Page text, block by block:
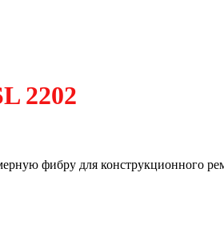
2202
фибру для конструкционного